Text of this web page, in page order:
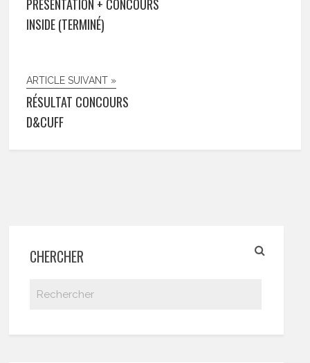
PRÉSENTATION + CONCOURS
INSIDE (TERMINÉ)
ARTICLE SUIVANT »
RÉSULTAT CONCOURS
D&CUFF
CHERCHER